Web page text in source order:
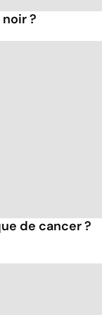
?
de cancer ?